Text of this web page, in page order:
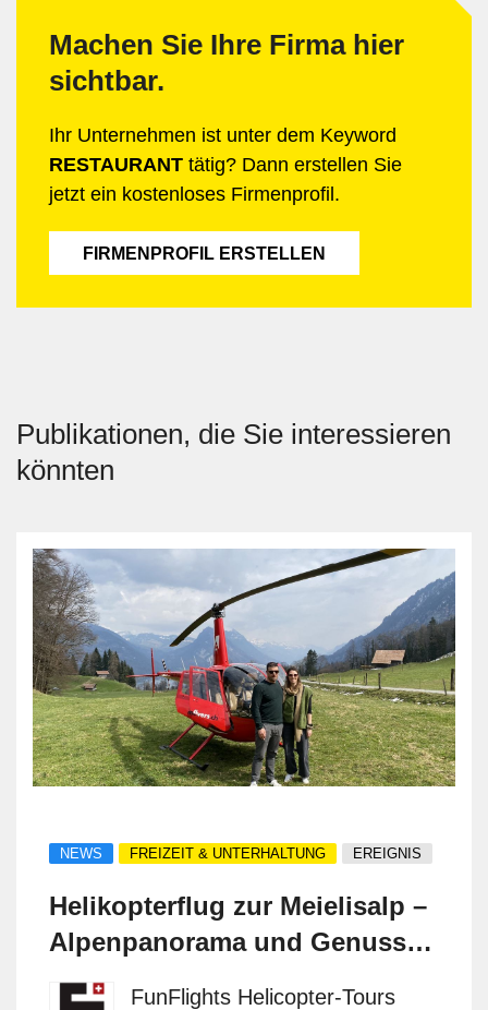
Machen Sie Ihre Firma hier
sichtbar.
Ihr Unternehmen ist unter dem Keyword
RESTAURANT tätig? Dann erstellen Sie
jetzt ein kostenloses Firmenprofil.
FIRMENPROFIL ERSTELLEN
Publikationen, die Sie interessieren
könnten
NEWS FREIZEIT & UNTERHALTUNG EREIGNIS
Helikopterflug zur Meielisalp –
Alpenpanorama und Genuss in
einem erleben
FunFlights Helicopter-Tours